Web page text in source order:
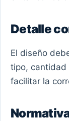
Detalle
El diseño
tipo, cantidad
facilitar la